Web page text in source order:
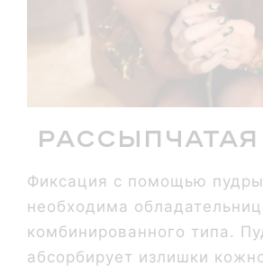
Фиксация с помощью
необходима
комбинированного типа.
абсорбирует излишки